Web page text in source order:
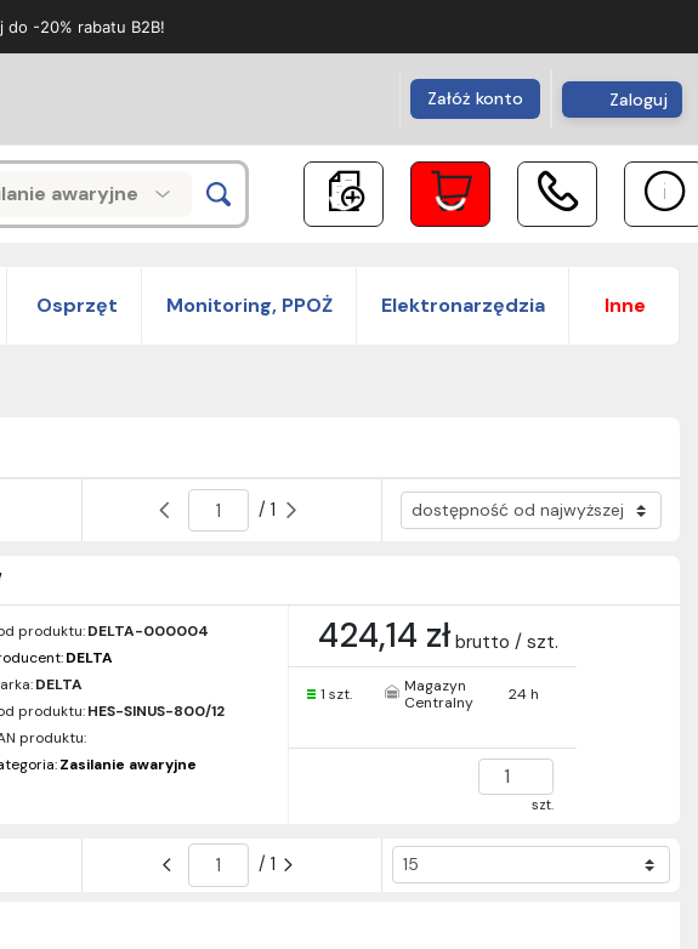
do -20% rabatu B2B!
Załóż konto Zaloguj
awaryjne
Osprzęt Monitoring, PPOŻ Elektronarzędzia Inne
/ 1
produktu:DELTA-000004
DELTA
DELTA
produktu:HES-SINUS-800/12
produktu:
Zasilanie awaryjne
424,14 zł brutto / szt.
1 szt.
Magazyn
Centralny
24 h
szt.
/ 1